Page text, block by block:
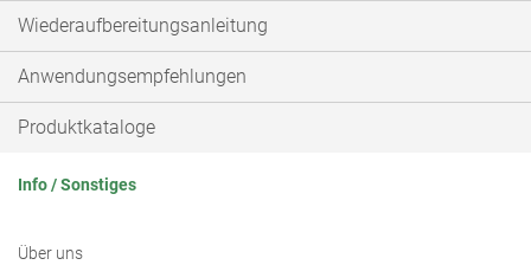
Wiederaufbereitungsanleitung
Anwendungsempfehlungen
Produktkataloge
Info / Sonstiges
Über uns